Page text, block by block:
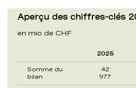
Aperçu des chiffres-clés
en mio de CHF
2025
Somme du
bilan
42
977